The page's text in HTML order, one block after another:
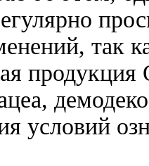
так
условий